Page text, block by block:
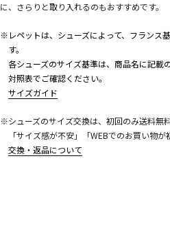
に、さらりと取り入れるのもおすすめです。
※レペットは、シューズによって、フランス
す。
各シューズのサイズ基準は、商品名に記載
対照表でご確認ください。
サイズガイド
※シューズのサイズ交換は、初回のみ送料無料
「サイズ感が不安」「WEBでのお買い物
交換・返品について
こちら